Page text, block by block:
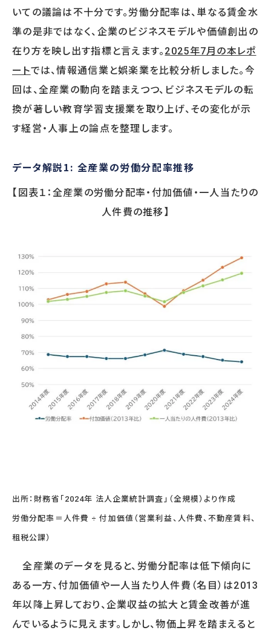
CONTACT
サービスに関するご相談や
TEL. 03-5213-3931
無料相談フォーム
研修講師エントリー
OTHER
コラム
ニュースリリース
オピニオン
BOOKS
いての議論は不十分です。労働分配率は、単なる賃金水
準の是非ではなく、企業のビジネスモデルや価値創出の
在り方を映し出す指標と言えます。 2025年7月の本レポ
ートでは、情報通信業と娯楽業を比較分析しました。今
回は、全産業の動向を踏まえつつ、ビジネスモデルの転
換が著しい教育学習支援業を取り上げ、その変化が示
す経営・人事上の論点を整理します。
データ解説1: 全産業の労働分配率推移
【図表１：全産業の労働分配率・付加価値・一人当たりの
人件費の推移】
出所：財務省「2024年 法人企業統計調査」（全規模）より作成
労働分配率＝人件費 ÷ 付加価値（営業利益、人件費、不動産賃料、
租税公課）
全産業のデータを見ると、労働分配率は低下傾向に
ある一方、付加価値や一人当たり人件費（名目）は2013
年以降上昇しており、企業収益の拡大と賃金改善が進
んでいるように見えます。しかし、物価上昇を踏まえると